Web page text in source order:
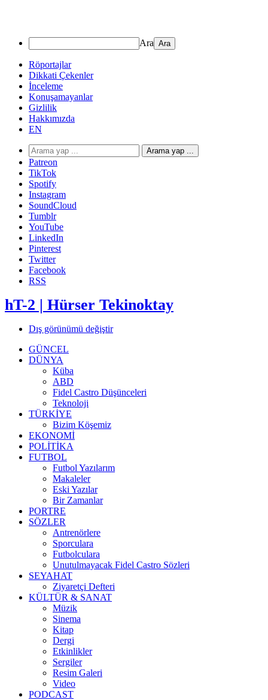
Ara
Röportajlar
Dikkati Çekenler
İnceleme
Konuşamayanlar
Gizlilik
Hakkımızda
EN
Arama yap ...
Patreon
TikTok
Spotify
Instagram
SoundCloud
Tumblr
YouTube
LinkedIn
Pinterest
Twitter
Facebook
RSS
hT-2 | Hürser Tekinoktay
Dış görünümü değiştir
GÜNCEL
DÜNYA
Küba
ABD
Fidel Castro Düşünceleri
Teknoloji
TÜRKİYE
Bizim Köşemiz
EKONOMİ
POLİTİKA
FUTBOL
Futbol Yazılarım
Makaleler
Eski Yazılar
Bir Zamanlar
PORTRE
SÖZLER
Antrenörlere
Sporculara
Futbolculara
Unutulmayacak Fidel Castro Sözleri
SEYAHAT
Ziyaretçi Defteri
KÜLTÜR & SANAT
Müzik
Sinema
Kitap
Dergi
Etkinlikler
Sergiler
Resim Galeri
Video
PODCAST